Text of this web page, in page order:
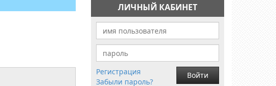
ЛИЧНЫЙ КАБИНЕТ
Регистрация
Забыли пароль?
Войти